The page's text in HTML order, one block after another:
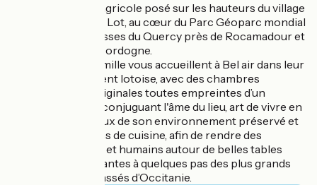
Domaine familial agricole posé sur les hauteurs du village
" Le Bastit" dans le Lot, au cœur du Parc Géoparc mondial
UNESCO des Causses du Quercy près de Rocamadour et
de la Vallée de la Dordogne.
Sébastien et sa famille vous accueillent à Bel air dans leur
maison typiquement lotoise, avec des chambres
thématiques et originales toutes empreintes d’un
charme singulier, conjuguant l'âme du lieu, art de vivre en
campagne soucieux de son environnement préservé et
amour des parfums de cuisine, afin de rendre des
moments simples et humains autour de belles tables
généreuses et vivantes à quelques pas des plus grands
sites et villages classés d’Occitanie.